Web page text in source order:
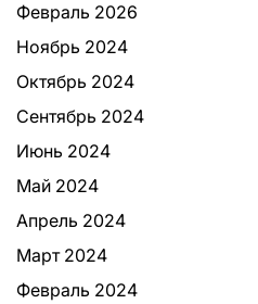
Февраль 2026
Ноябрь 2024
Октябрь 2024
Сентябрь 2024
Июнь 2024
Май 2024
Апрель 2024
Март 2024
Февраль 2024